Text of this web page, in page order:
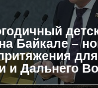
Байкале –
и Дальнего